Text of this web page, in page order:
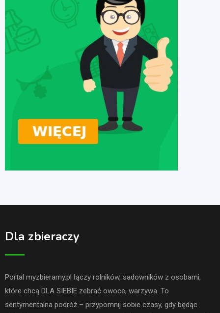
Dla zbieraczy
Portal myzbieramy.pl łączy rolników, sadowników z osobami,
które chcą DLA SIEBIE zebrać owoce, warzywa. To
sentymentalna podróż – przypomnij sobie czasy, gdy będąc